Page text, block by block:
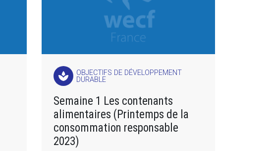
spa
OBJECTIFS DE DÉVELOPPEMENT
DURABLE
Semaine 1 Les contenants
alimentaires (Printemps de la
consommation responsable
2023)